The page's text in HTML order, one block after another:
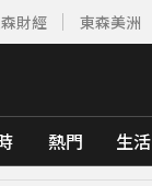
財經 東森美洲
熱門 生活